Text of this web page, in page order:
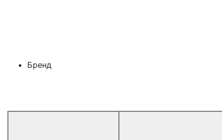
Бренд